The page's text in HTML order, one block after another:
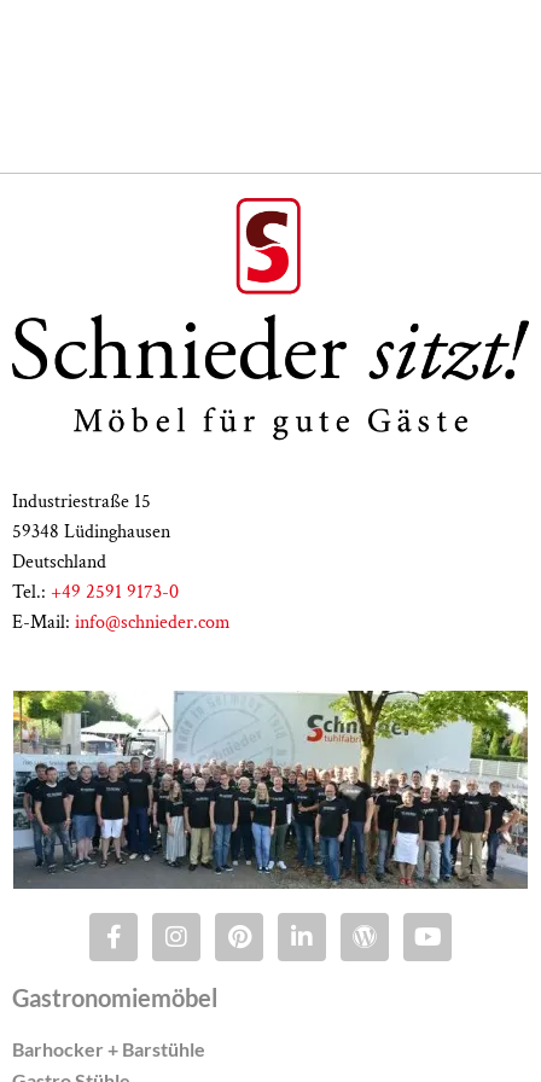
Industriestraße 15
59348 Lüdinghausen
Deutschland
Tel.: +49 2591 9173-0
E-Mail: info@schnieder.com
Gastronomiemöbel
Barhocker + Barstühle